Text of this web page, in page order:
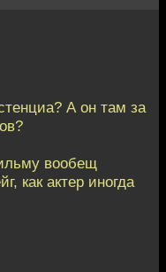
А он там за
вообещ
как актер иногда